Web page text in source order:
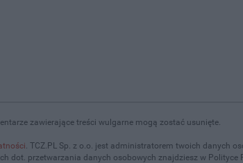
zawierające treści wulgarne mogą zostać usunięte.
. TCZ.PL Sp. z o.o. jest administratorem twoich danych
dot. przetwarzania danych osobowych znajdziesz w Polityce